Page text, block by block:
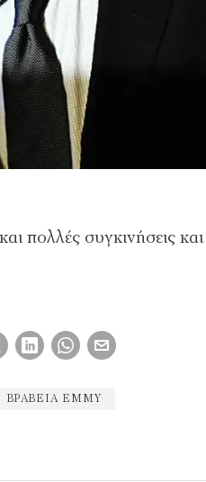
πολλές συγκινήσεις
ΒΡΑΒΕΊΑ ΕMMY